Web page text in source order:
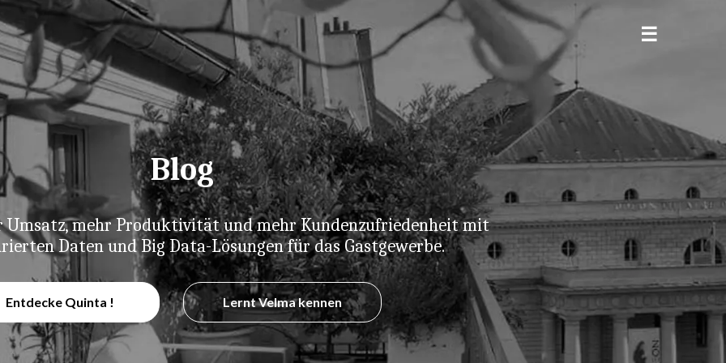
Blog
Umsatz, mehr Produktivität und mehr Kundenzufriedenheit mit
Daten und Big Data-Lösungen für das Gastgewerbe.
Entdecke Quinta ! Lernt Velma kennen